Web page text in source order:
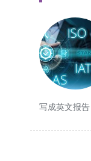
写成英文报告